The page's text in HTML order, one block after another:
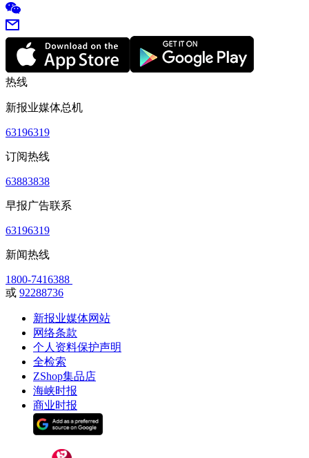
热线
新报业媒体总机
63196319
订阅热线
63883838
早报广告联系
63196319
新闻热线
1800-7416388
或 92288736
新报业媒体网站
网络条款
个人资料保护声明
全检索
ZShop集品店
海峡时报
商业时报